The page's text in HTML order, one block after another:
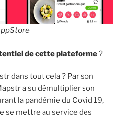
de cette plateforme?
dans tout cela ? Par son
a su démultiplier son
la pandémie du Covid 19,
se mettre au service des